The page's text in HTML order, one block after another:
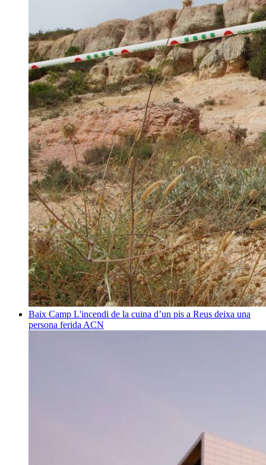
Baix Camp L'incendi de la cuina d’un pis a Reus deixa una
persona ferida ACN